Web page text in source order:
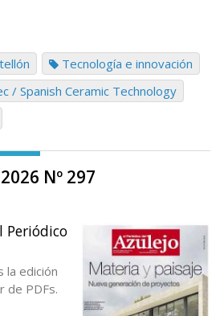
Tecnología e innovación
/ Spanish Ceramic Technology
Nº 297
Periódico
la edición
de PDFs.